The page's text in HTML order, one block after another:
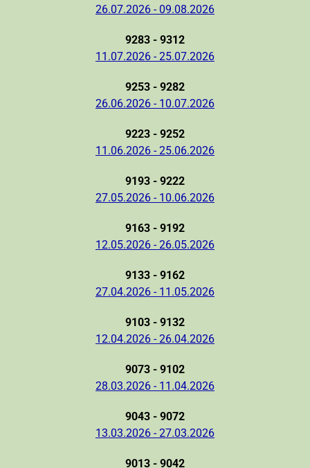
26.07.2026 - 09.08.2026
9283 - 9312
11.07.2026 - 25.07.2026
9253 - 9282
26.06.2026 - 10.07.2026
9223 - 9252
11.06.2026 - 25.06.2026
9193 - 9222
27.05.2026 - 10.06.2026
9163 - 9192
12.05.2026 - 26.05.2026
9133 - 9162
27.04.2026 - 11.05.2026
9103 - 9132
12.04.2026 - 26.04.2026
9073 - 9102
28.03.2026 - 11.04.2026
9043 - 9072
13.03.2026 - 27.03.2026
9013 - 9042